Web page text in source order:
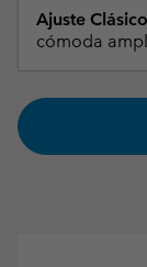
Ajuste
cómoda